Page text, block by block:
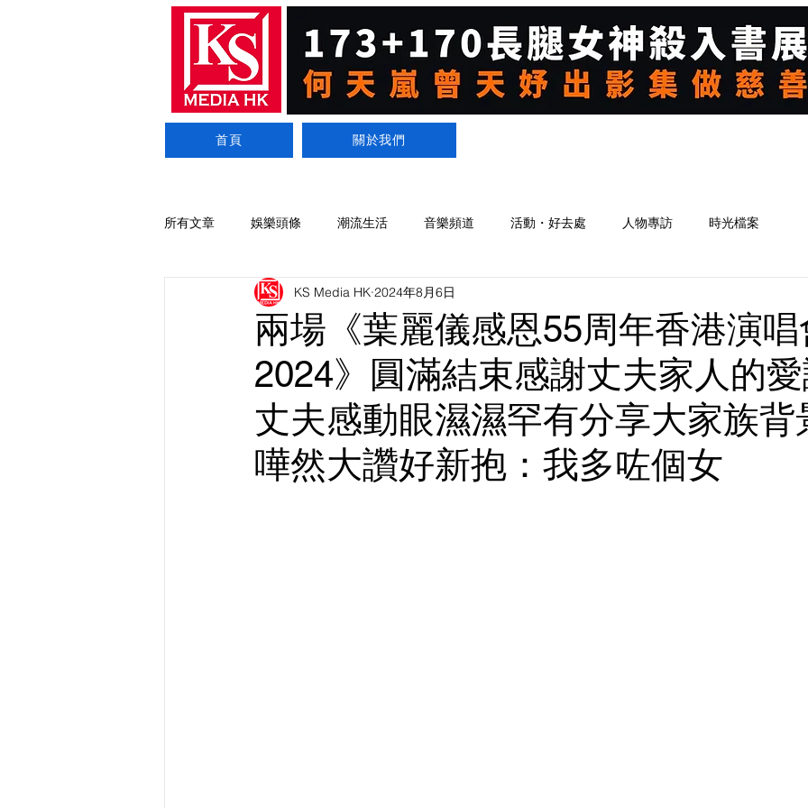
首頁 關於我們
所有文章 娛樂頭條 潮流生活 音樂頻道 活動・好去處 人物專訪 時光檔案
兩場《葉麗儀感恩55周年香港演唱
2024》圓滿結束感謝丈夫家人的
丈夫感動眼濕濕罕有分享大家族背
嘩然大讚好新抱：我多咗個女
KS Media HK 2024年8月6日